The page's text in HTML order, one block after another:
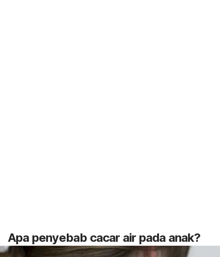
Apa penyebab cacar air pada anak?